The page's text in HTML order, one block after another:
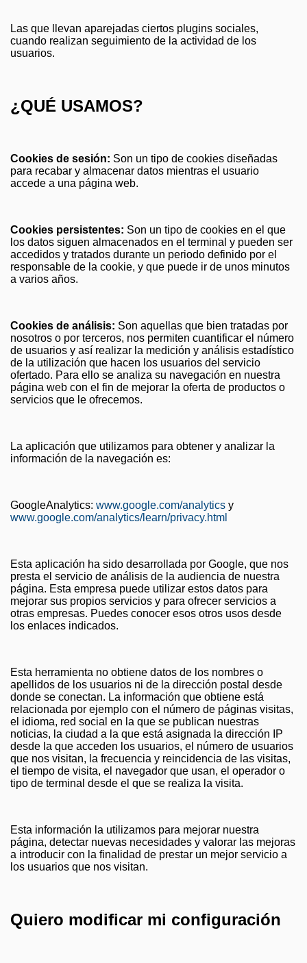
Las que llevan aparejadas ciertos plugins sociales,
cuando realizan seguimiento de la actividad de los
usuarios.
¿QUÉ USAMOS?
Cookies de sesión: Son un tipo de cookies diseñadas
para recabar y almacenar datos mientras el usuario
accede a una página web.
Cookies persistentes: Son un tipo de cookies en el que
los datos siguen almacenados en el terminal y pueden ser
accedidos y tratados durante un periodo definido por el
responsable de la cookie, y que puede ir de unos minutos
a varios años.
Cookies de análisis: Son aquellas que bien tratadas por
nosotros o por terceros, nos permiten cuantificar el número
de usuarios y así realizar la medición y análisis estadístico
de la utilización que hacen los usuarios del servicio
ofertado. Para ello se analiza su navegación en nuestra
página web con el fin de mejorar la oferta de productos o
servicios que le ofrecemos.
La aplicación que utilizamos para obtener y analizar la
información de la navegación es:
GoogleAnalytics: www.google.com/analytics y
www.google.com/analytics/learn/privacy.html
Esta aplicación ha sido desarrollada por Google, que nos
presta el servicio de análisis de la audiencia de nuestra
página. Esta empresa puede utilizar estos datos para
mejorar sus propios servicios y para ofrecer servicios a
otras empresas. Puedes conocer esos otros usos desde
los enlaces indicados.
Esta herramienta no obtiene datos de los nombres o
apellidos de los usuarios ni de la dirección postal desde
donde se conectan. La información que obtiene está
relacionada por ejemplo con el número de páginas visitas,
el idioma, red social en la que se publican nuestras
noticias, la ciudad a la que está asignada la dirección IP
desde la que acceden los usuarios, el número de usuarios
que nos visitan, la frecuencia y reincidencia de las visitas,
el tiempo de visita, el navegador que usan, el operador o
tipo de terminal desde el que se realiza la visita.
Esta información la utilizamos para mejorar nuestra
página, detectar nuevas necesidades y valorar las mejoras
a introducir con la finalidad de prestar un mejor servicio a
los usuarios que nos visitan.
Quiero modificar mi configuración